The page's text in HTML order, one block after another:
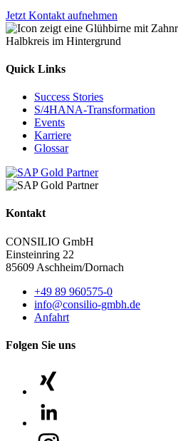
Jetzt Kontakt aufnehmen
Quick Links
Success Stories
S/4HANA-Transformation
Events
Karriere
Glossar
Kontakt
CONSILIO GmbH
Einsteinring 22
85609 Aschheim/Dornach
+49 89 960575-0
info@consilio-gmbh.de
Anfahrt
Folgen Sie uns